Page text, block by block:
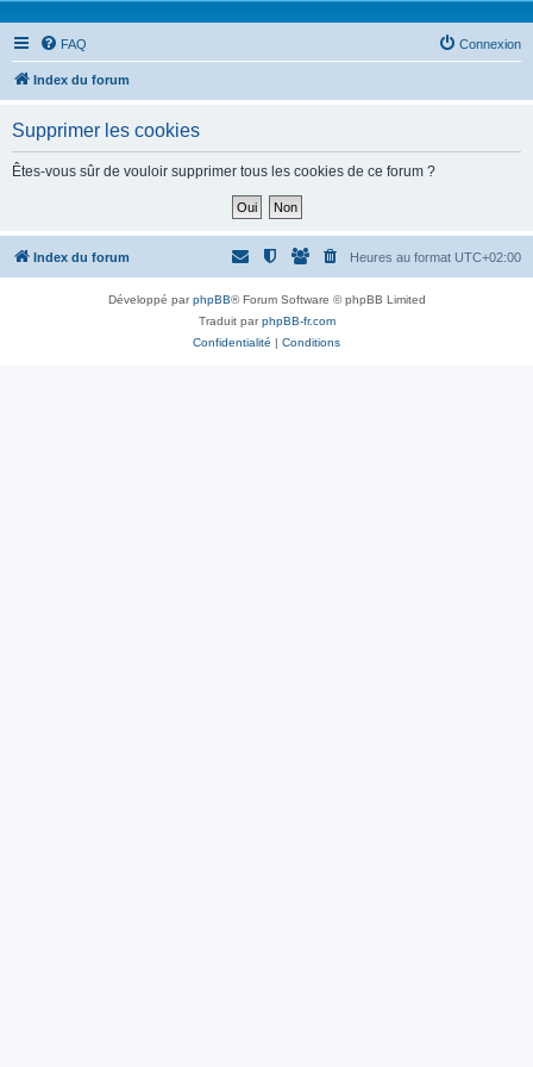
FAQ Connexion
Index du forum
Supprimer les cookies
Êtes-vous sûr de vouloir supprimer tous les cookies de ce forum ?
Index du forum Heures au format UTC+02:00
Développé parphpBB® Forum Software © phpBB Limited
Traduit parphpBB-fr.com
Confidentialité | Conditions